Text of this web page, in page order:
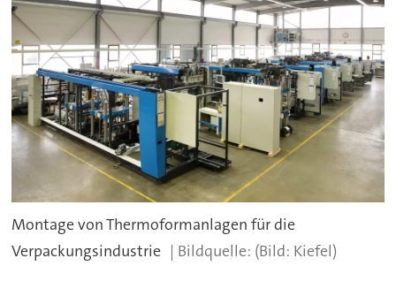
Montage von Thermoformanlagen für die
Verpackungsindustrie
(Bild: Kiefel)